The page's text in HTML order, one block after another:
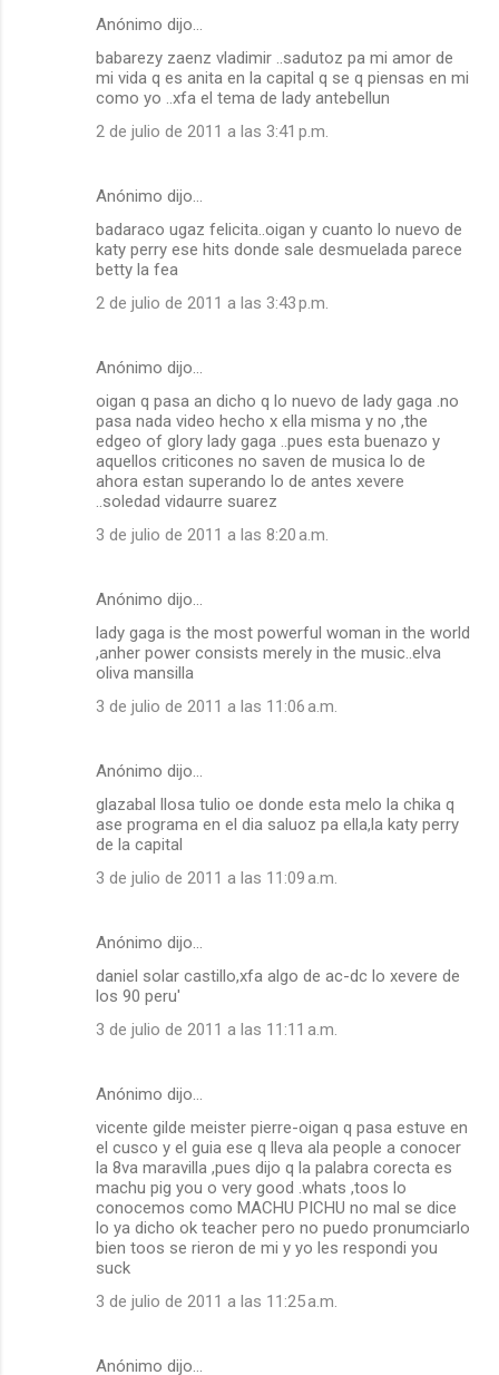
Anónimo dijo…
babarezy zaenz vladimir ..sadutoz pa mi amor de
mi vida q es anita en la capital q se q piensas en mi
como yo ..xfa el tema de lady antebellun
2 de julio de 2011 a las 3:41 p.m.
Anónimo dijo…
badaraco ugaz felicita..oigan y cuanto lo nuevo de
katy perry ese hits donde sale desmuelada parece
betty la fea
2 de julio de 2011 a las 3:43 p.m.
Anónimo dijo…
oigan q pasa an dicho q lo nuevo de lady gaga .no
pasa nada video hecho x ella misma y no ,the
edgeo of glory lady gaga ..pues esta buenazo y
aquellos criticones no saven de musica lo de
ahora estan superando lo de antes xevere
..soledad vidaurre suarez
3 de julio de 2011 a las 8:20 a.m.
Anónimo dijo…
lady gaga is the most powerful woman in the world
,anher power consists merely in the music..elva
oliva mansilla
3 de julio de 2011 a las 11:06 a.m.
Anónimo dijo…
glazabal llosa tulio oe donde esta melo la chika q
ase programa en el dia saluoz pa ella,la katy perry
de la capital
3 de julio de 2011 a las 11:09 a.m.
Anónimo dijo…
daniel solar castillo,xfa algo de ac-dc lo xevere de
los 90 peru'
3 de julio de 2011 a las 11:11 a.m.
Anónimo dijo…
vicente gilde meister pierre-oigan q pasa estuve en
el cusco y el guia ese q lleva ala people a conocer
la 8va maravilla ,pues dijo q la palabra corecta es
machu pig you o very good .whats ,toos lo
conocemos como MACHU PICHU no mal se dice
lo ya dicho ok teacher pero no puedo pronumciarlo
bien toos se rieron de mi y yo les respondi you
suck
3 de julio de 2011 a las 11:25 a.m.
Anónimo dijo…